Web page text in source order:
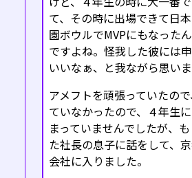
て、その時に出場できて日
園ボウルでMVPにもなった
ですよね。怪我した彼には
いいなぁ、と我ながら思いま
アメフトを頑張っていたの
ていなかったので、４年生
まっていませんでしたが、
た社長の息子に話をして、
会社に入りました。